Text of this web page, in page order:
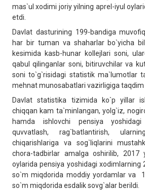
mas`ul xodimi joriy yilning aprel-iyul
etdi.
Davlat dasturining 199-bandiga
har bir tuman va shaharlar bo`yicha
kesimida kasb-hunar kollejlari soni,
qabul qilinganlar soni, bitiruvchilar va
soni to`g`risidagi statistik ma`lumotlar
mehnat munosabatlari vazirligiga taqdim
Davlat statistika tizimida ko`p yillar
chiqqan kam ta`minlangan, yolg`iz,
hamda ishlovchi pensiya
quvvatlash, rag`batlantirish,
chiqarishlariga va sog`liqlarini
chora-tadbirlar amalga oshirilib, 2017
oylarida pensiya yoshidagi xodimlarning
so`m miqdorida moddiy yordamlar va
so`m miqdorida esdalik sovg`alar berildi.